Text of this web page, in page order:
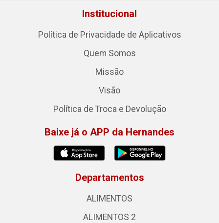
Institucional
Política de Privacidade de Aplicativos
Quem Somos
Missão
Visão
Política de Troca e Devolução
Baixe já o APP da Hernandes
Departamentos
ALIMENTOS
ALIMENTOS 2